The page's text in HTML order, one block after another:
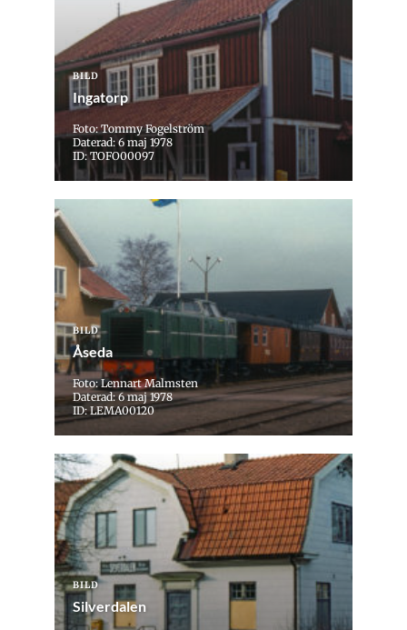
BILD
Ingatorp
Foto: Tommy Fogelström
Daterad: 6 maj 1978
ID: TOFO00097
BILD
Åseda
Foto: Lennart Malmsten
Daterad: 6 maj 1978
ID: LEMA00120
BILD
Silverdalen